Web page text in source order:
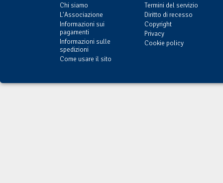
Chi siamo
L'Associazione
Informazioni sui
pagamenti
Informazioni sulle
spedizioni
Come usare il sito
Termini del servizio
Diritto di recesso
Copyright
Privacy
Cookie policy